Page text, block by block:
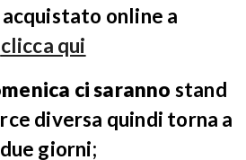
online a
clicca qui
ci saranno stand
diversa quindi torna a
giorni;